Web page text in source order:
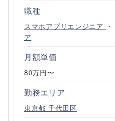
職種
スマホアプリエンジニア ・
ア
月額単価
80万円〜
勤務エリア
東京都 千代田区